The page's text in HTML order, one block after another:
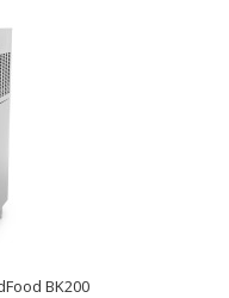
BK200